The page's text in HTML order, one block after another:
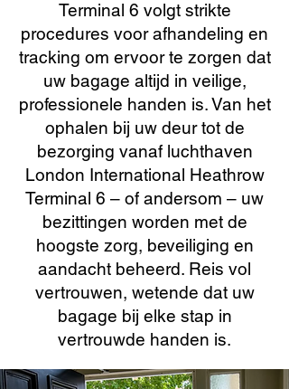
Terminal 6 volgt strikte
procedures voor afhandeling en
tracking om ervoor te zorgen dat
uw bagage altijd in veilige,
professionele handen is. Van het
ophalen bij uw deur tot de
bezorging vanaf luchthaven
London International Heathrow
Terminal 6 – of andersom – uw
bezittingen worden met de
hoogste zorg, beveiliging en
aandacht beheerd. Reis vol
vertrouwen, wetende dat uw
bagage bij elke stap in
vertrouwde handen is.